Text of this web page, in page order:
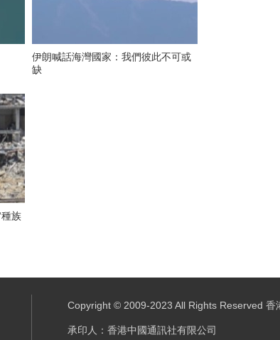
伊朗喊話海灣國家：我們彼此不可或
缺
族
Copyright © 2009-2023 All Rights Reserved 香
承印人：香港中國通訊社有限公司